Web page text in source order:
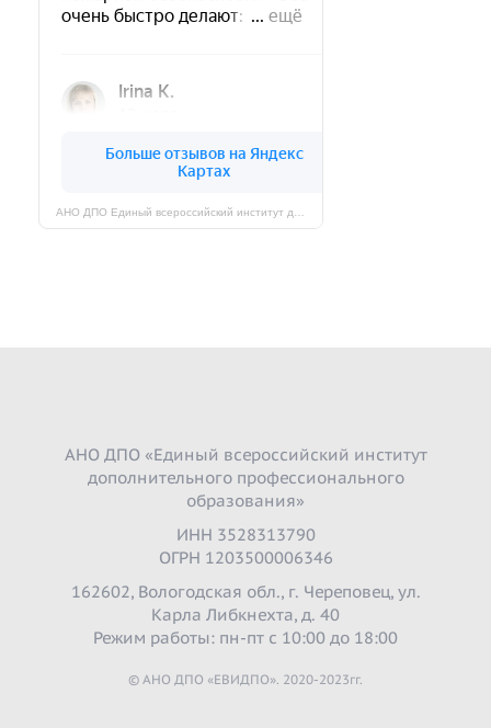
АНО ДПО «Единый всероссийский институт
дополнительного профессионального
образования»
ИНН 3528313790
ОГРН 1203500006346
162602, Вологодская обл., г. Череповец, ул.
Карла Либкнехта, д. 40
Режим работы: пн-пт с 10:00 до 18:00
© АНО ДПО «ЕВИДПО». 2020-2023гг.